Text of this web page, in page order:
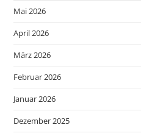
Mai 2026
April 2026
März 2026
Februar 2026
Januar 2026
Dezember 2025